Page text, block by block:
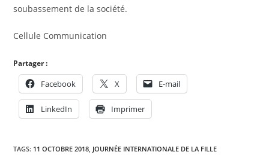
soubassement de la société.
Cellule Communication
Partager :
Facebook X E-mail
LinkedIn Imprimer
TAGS: 11 OCTOBRE 2018, JOURNÉE INTERNATIONALE DE LA FILLE